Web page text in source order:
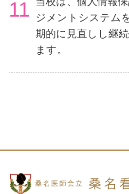
11
ジメントシステム
期的に見直しし継
ます。